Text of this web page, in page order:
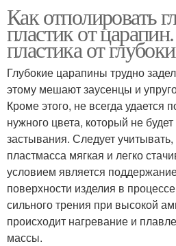
Как отполировать
пластик от
пластика от
Глубокие царапины трудно
этому мешают заусенцы и
Кроме этого, не всегда удается
нужного цвета, который не
застывания. Следует
пластмасса мягкая и легко
условием является
поверхности изделия в
сильного трения при высокой
происходит нагревание и
массы.